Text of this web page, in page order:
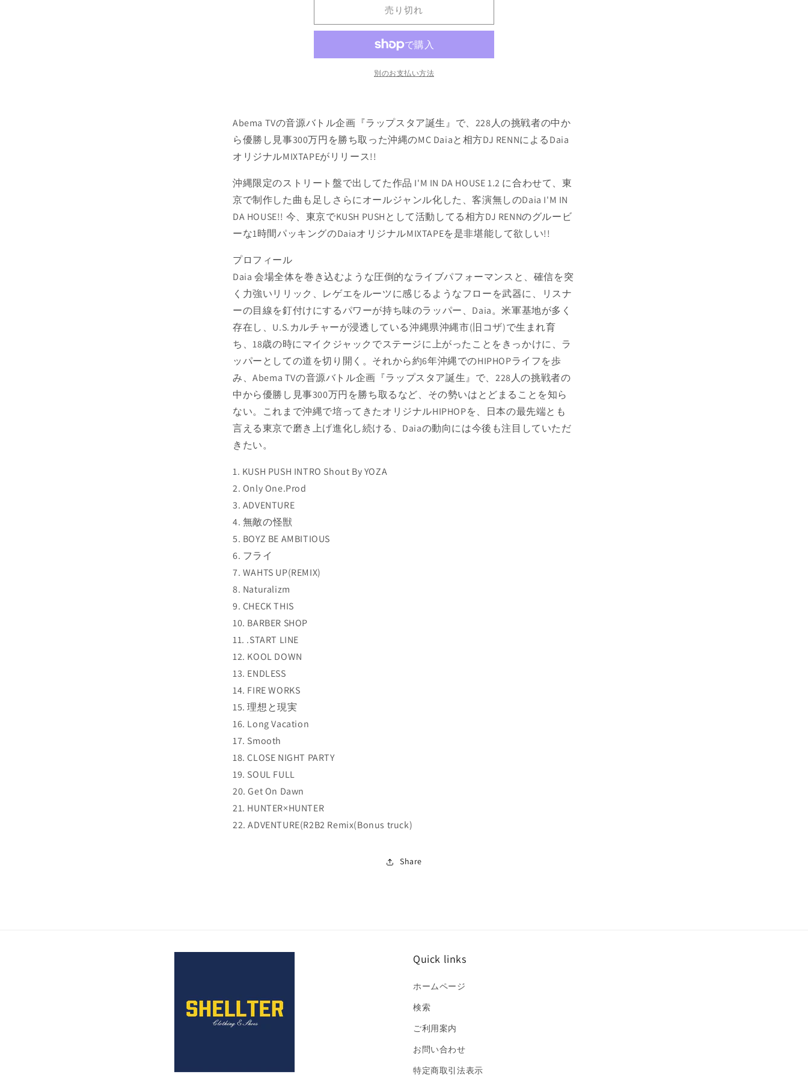
RENN
&quot;I’M
DA
HOUSE”
Mix
量
を
減
す
&quot;I’M
DA
HOUSE”
Mix
量
を
す
売り切れ
別のお支払い方法
Abema TVの音源バトル企画『ラップスタア誕生』で、228人の挑戦者の中か
ら優勝し見事300万円を勝ち取った沖縄のMC Daiaと相方DJ RENNによるDaia
オリジナルMIXTAPEがリリース!!
沖縄限定のストリート盤で出してた作品 I'M IN DA HOUSE 1.2 に合わせて、東
京で制作した曲も足しさらにオールジャンル化した、客演無しのDaia I'M IN
DA HOUSE!! 今、東京でKUSH PUSHとして活動してる相方DJ RENNのグルービ
ーな1時間パッキングのDaiaオリジナルMIXTAPEを是非堪能して欲しい!!
プロフィール
Daia 会場全体を巻き込むような圧倒的なライブパフォーマンスと、確信を突
く力強いリリック、レゲエをルーツに感じるようなフローを武器に、リスナ
ーの目線を釘付けにするパワーが持ち味のラッパー、Daia。米軍基地が多く
存在し、U.S.カルチャーが浸透している沖縄県沖縄市(旧コザ)で生まれ育
ち、18歳の時にマイクジャックでステージに上がったことをきっかけに、ラ
ッパーとしての道を切り開く。それから約6年沖縄でのHIPHOPライフを歩
み、Abema TVの音源バトル企画『ラップスタア誕生』で、228人の挑戦者の
中から優勝し見事300万円を勝ち取るなど、その勢いはとどまることを知ら
ない。これまで沖縄で培ってきたオリジナルHIPHOPを、日本の最先端とも
言える東京で磨き上げ進化し続ける、Daiaの動向には今後も注目していただ
きたい。
1. KUSH PUSH INTRO Shout By YOZA
2. Only One.Prod
3. ADVENTURE
4. 無敵の怪獣
5. BOYZ BE AMBITIOUS
6. フライ
7. WAHTS UP(REMIX)
8. Naturalizm
9. CHECK THIS
10. BARBER SHOP
11. .START LINE
12. KOOL DOWN
13. ENDLESS
14. FIRE WORKS
15. 理想と現実
16. Long Vacation
17. Smooth
18. CLOSE NIGHT PARTY
19. SOUL FULL
20. Get On Dawn
21. HUNTER×HUNTER
22. ADVENTURE(R2B2 Remix(Bonus truck)
Share
Quick links
ホームページ
検索
ご利用案内
お問い合わせ
特定商取引法表示